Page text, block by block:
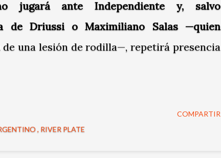
jugará ante Independiente y, salvo
de Driussi o Maximiliano Salas —quien
de una lesión de rodilla—, repetirá presencia
RIVER PLATE
COMPARTIR